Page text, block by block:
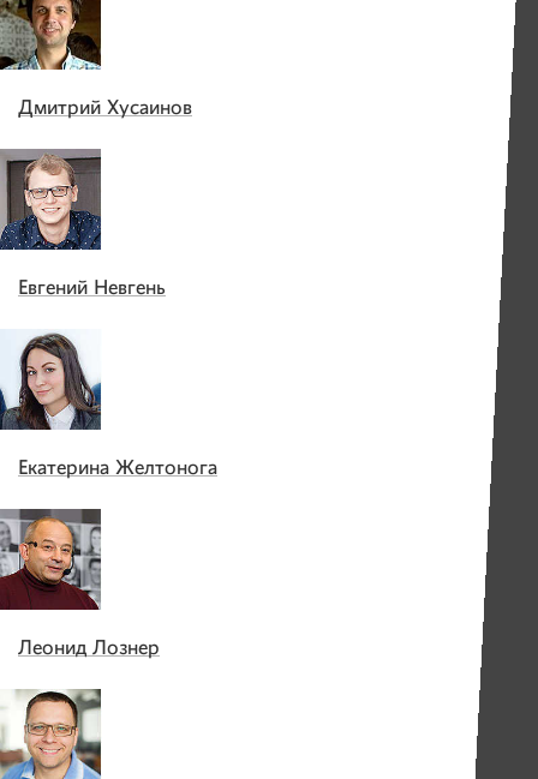
Дмитрий Хусаинов
Евгений Невгень
Екатерина Желтонога
Леонид Лознер